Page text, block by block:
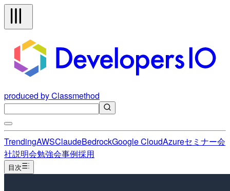
produced by Classmethod
TrendingAWSClaudeBedrockGoogle CloudAzureセミナー会
社説明会勉強会事例採用
目次